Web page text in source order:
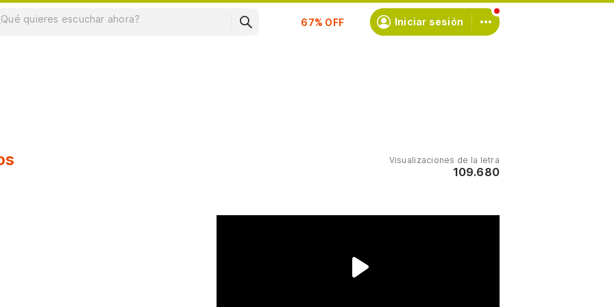
Suscríbete Iniciar sesión
Visualizaciones de la letra
109.680